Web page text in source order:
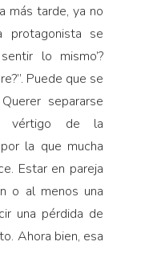
más tarde, ya no
se
lo mismo’?
Puede que se
separarse
vértigo de la
la que mucha
Estar en pareja
o al menos una
una pérdida de
Ahora bien, esa